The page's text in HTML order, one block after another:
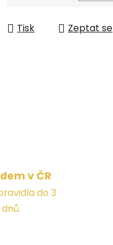
Tisk Zeptat se
v ČR
do 3